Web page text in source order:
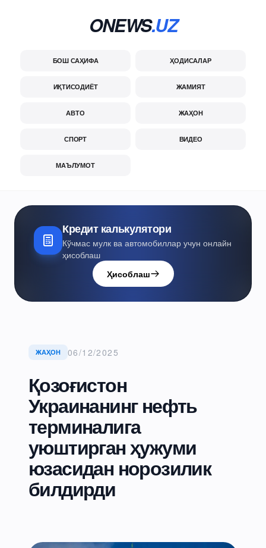
ONEWS.UZ
БОШ САҲИФА ҲОДИСАЛАР
ИҚТИСОДИЁТ ЖАМИЯТ
АВТО ЖАҲОН
СПОРТ ВИДЕО
МАЪЛУМОТ
Кредит калькулятори
Кўчмас мулк ва автомобиллар учун онлайн
ҳисоблаш
Ҳисоблаш
ЖАҲОН 06/12/2025
Қозоғистон
Украинанинг нефть
терминалига
уюштирган ҳужуми
юзасидан норозилик
билдирди